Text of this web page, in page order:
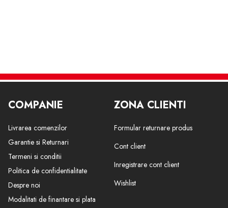
COMPANIE
Livrarea comenzilor
Garantie si Returnari
Termeni si conditii
Politica de confidentialitate
Despre noi
Modalitati de finantare si plata
ZONA CLIENTI
Formular returnare produs
Cont client
Inregistrare cont client
Wishlist